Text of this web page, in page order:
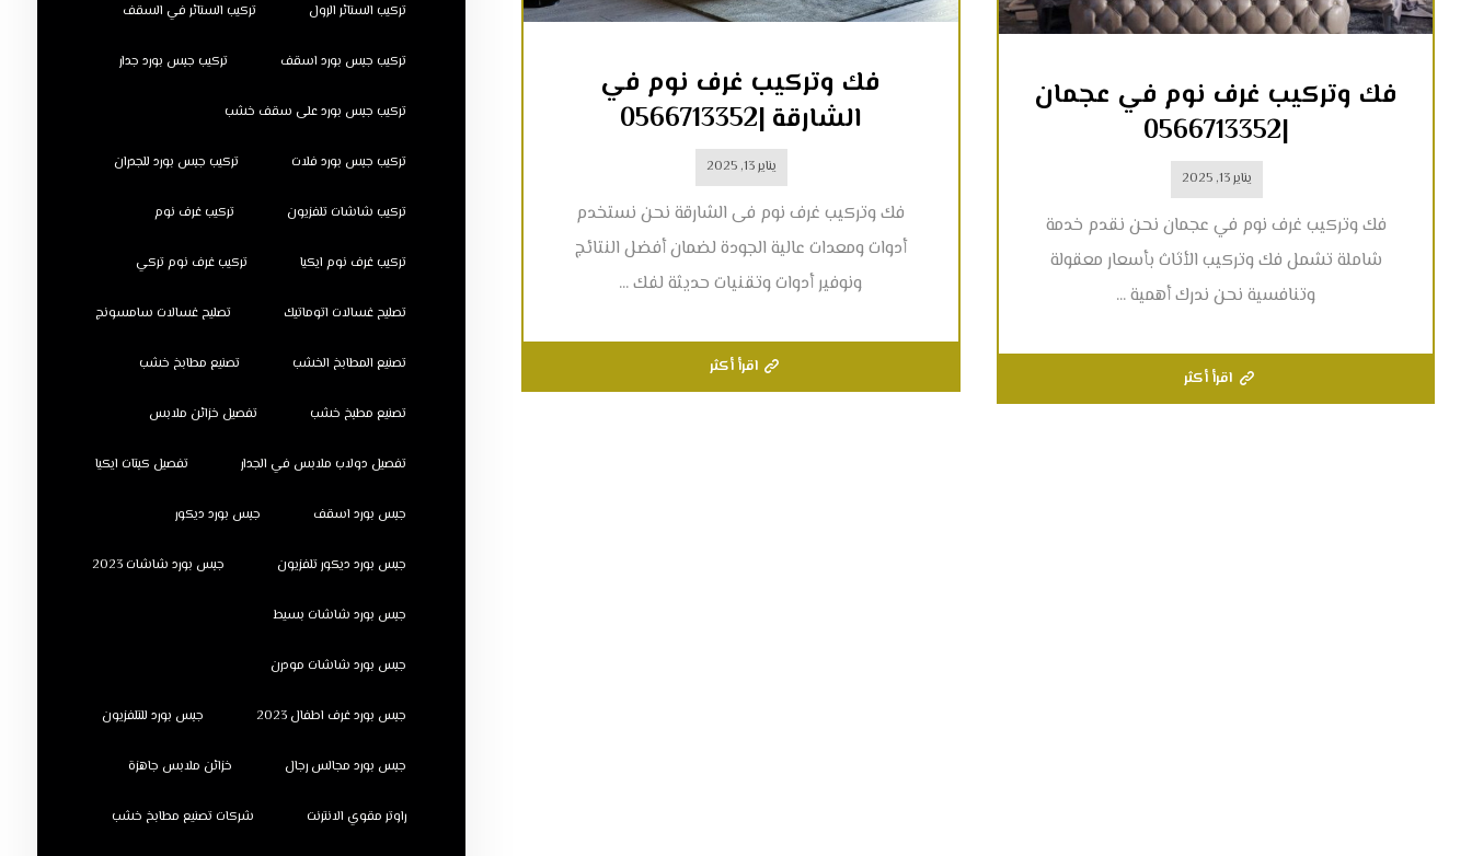
فك وتركيب غرف نوم في عجمان
|0566713352
يناير 13, 2025
فك وتركيب غرف نوم في عجمان نحن نقدم خدمة
شاملة تشمل فك وتركيب الأثاث بأسعار معقولة
وتنافسية نحن ندرك أهمية ...
اقرأ أكثر
فك وتركيب غرف نوم في
الشارقة |0566713352
يناير 13, 2025
فك وتركيب غرف نوم فى الشارقة نحن نستخدم
أدوات ومعدات عالية الجودة لضمان أفضل النتائج
ونوفير أدوات وتقنيات حديثة لفك ...
اقرأ أكثر
تركيب الستائر الرول تركيب الستائر في السقف
تركيب جبس بورد اسقف تركيب جبس بورد جدار
تركيب جبس بورد على سقف خشب
تركيب جبس بورد فلات تركيب جبس بورد للجدران
تركيب شاشات تلفزيون تركيب غرف نوم
تركيب غرف نوم ايكيا تركيب غرف نوم تركي
تصليح غسالات اتوماتيك تصليح غسالات سامسونج
تصنيع المطابخ الخشب تصنيع مطابخ خشب
تصنيع مطبخ خشب تفصيل خزائن ملابس
تفصيل دولاب ملابس في الجدار تفصيل كبتات ايكيا
جبس بورد اسقف جبس بورد ديكور
جبس بورد ديكور تلفزيون جبس بورد شاشات 2023
جبس بورد شاشات بسيط
جبس بورد شاشات مودرن
جبس بورد غرف اطفال 2023 جبس بورد للتلفزيون
جبس بورد مجالس رجال خزائن ملابس جاهزة
راوتر مقوي الانترنت شركات تصنيع مطابخ خشب